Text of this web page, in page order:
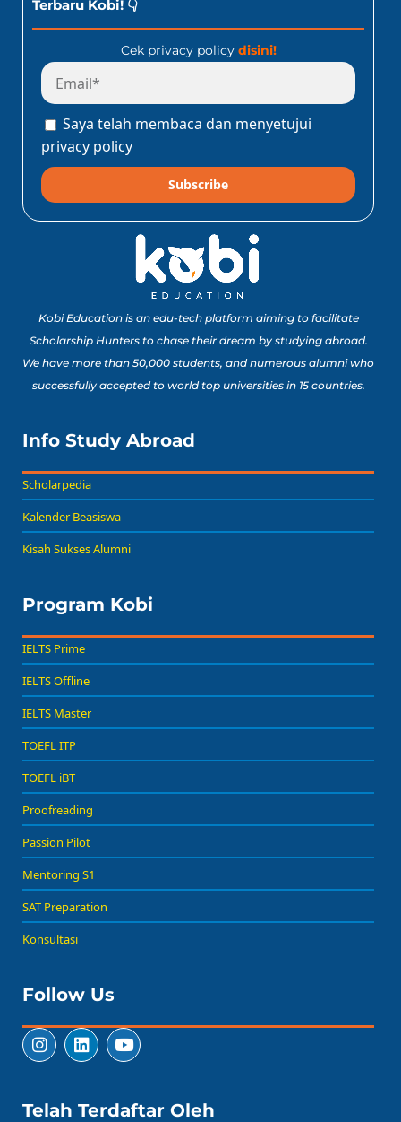
Edukatif ke Jepang!
10 Lomba Jurusan
Matematika untuk
Portofolio Anak SMA
Buat Study Abroad Yang
8 Lomba Jurusan
Psikologi untuk
Buat Persiapan Study
Baca Sekarang!
Terbaru Kobi! 👇
Cek privacy policy disini!
Saya telah membaca dan menyetujui
privacy policy
Subscribe
Kobi Education is an edu-tech platform aiming to facilitate
Scholarship Hunters to chase their dream by studying abroad.
We have more than 50,000 students, and numerous alumni who
successfully accepted to world top universities in 15 countries.
Info Study Abroad
Scholarpedia
Kalender Beasiswa
Kisah Sukses Alumni
Program Kobi
IELTS Prime
IELTS Offline
IELTS Master
TOEFL ITP
TOEFL iBT
Proofreading
Passion Pilot
Mentoring S1
SAT Preparation
Konsultasi
Follow Us
Telah Terdaftar Oleh